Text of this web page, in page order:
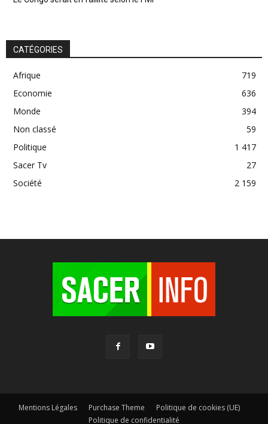
CATÉGORIES
Afrique
719
Economie
636
Monde
394
Non classé
59
Politique
1 417
Sacer Tv
27
Société
2 159
Mentions Légales Purchase Theme
Politique de cookies (UE)
Politique de confidentialité